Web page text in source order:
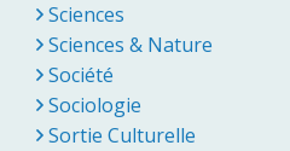
Sciences
Sciences & Nature
Société
Sociologie
Sortie Culturelle